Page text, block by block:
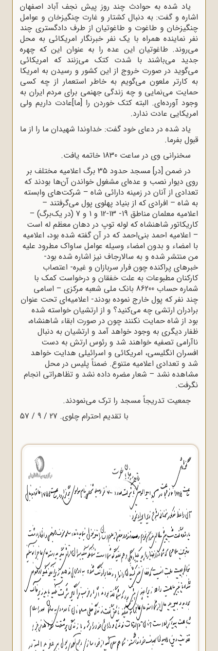
یاد شده به حوادث چند روز پیش نجف آباد اصفهان
اشاره و گفت: به دنبال کشتار و غارت چنگیزخان و عوامل
چنگیزخان و طاغوت و طاغوتیان از طرف دادگستری چند
نفر نماینده همراه با یک نفر خبرنگار امریکائی به محل
می‌روند. طاغوتیان این عده را به عنوان این که چهره
جدید می‌باشند با شدت کتک می‌زنند که امریکائی
می‌گوید در صورت خروج از این کشور و رسیدن به امریکا
به کارتر ملعون می‌گویم به خاطر استعمار از چه کسی
حمایت می‌نمایی و چه زندگی جهنمی برای مردم ایران به
وجود آورده‌ای. البته کتک خوردن را [ما]عادت داریم ولی
امریکایی عادت ندارد.
یاد شده در دعای خود گفت: خداوندا شهیدان ما را از ما
قبول بفرما.
سخنرانی وی در ساعت 1830 خاتمه یافت.
در ضمن [در] مسجد حدود 35 برگ اعلامیه مختلف بر
روی دیوار نصب و عده‌ای مشغول خواندن آن‌ها بودند که
تعدادی از آنان در زمینه دارائی شاه – شرکت‌های وابسته
به شاه – افرادی که از بنیاد پهلوی پول می‌گرفتند –
اعلامیه معلمان مناطق 19- 13-12 و 1 و 7 (در یک‌برگ) –
کاریکاتور شاهنشاه که لوله توپ در دهان معظم له است
– اعلامیه احمد بنی‌احمد که در آن گفته شده بود، اعلامیه
با امضاء و بدون امضاء وسیله عوامل ساواک مطرود علیه
من منتشر شده و به سالارجاف نیز اشاره شده بود-
خبرهای پراکنده چون فرار سربازان و غیره- اعتصاب
کارکنان مطبوعات به علت خفقان و درخواست کمک با
شماره حساب 86200 بانک ملی شعبه مرکزی – اسامی
چند نفر که پول خارج نموده بودند- اعلامیه‌ای تحت عنوان
برادران ارتشی چه می‌کنید؟ و از ارتشیان خواسته شده
بود از شاه حمایت نکنند چون در صورت ابقاء شاهنشاه،
ظفار دیگری به وجود خواهد آمد و ارتشیان به دنبال
ناآرامی تصفیه خواهند شد و رئوس ارتش به دست
افسران انگلیسی، امریکائی و اسرائیلی هدایت خواهد
شد و تعدادی اعلامیه متنوع. ضمناً پلیس در محل
مشاهده نشد – شعار مضره داده نشد و تظاهراتی انجام
نگرفت.
جمعیت تدریجاً مسجد را ترک می‌نمودند.
با تقدیم احترام چلوی. 27 / 9 / 57